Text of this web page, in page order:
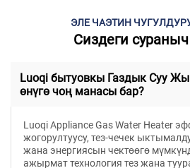
ЭЛЕ ЧАЭТИН
Сиздеги
Luoqi бытуовкы Газдык Суу
өнүгө чоң манасы бар?
Luoqi Appliance Gas Water Heater
жогорултуусу, тез-чечек
жана энергиясын чектөөгө
ажырмат технология тез жана